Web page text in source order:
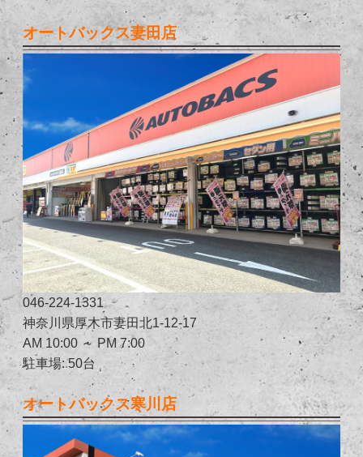
オートバックス妻田店
046-224-1331
神奈川県厚木市妻田北1-12-17
AM 10:00 ～ PM 7:00
駐車場: 50台
オートバックス寒川店